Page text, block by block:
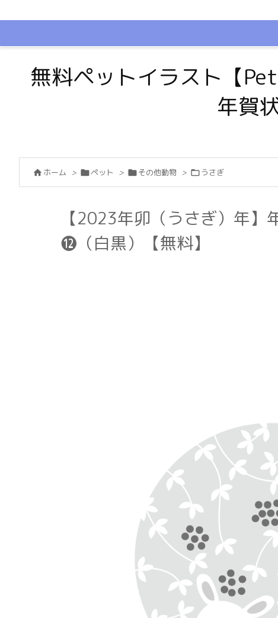
無料ペットイラスト【
年賀
 ホーム > ペット > その他動物 > うさぎ
【2023年卯（うさぎ）年
⓬（白黒）【無料】